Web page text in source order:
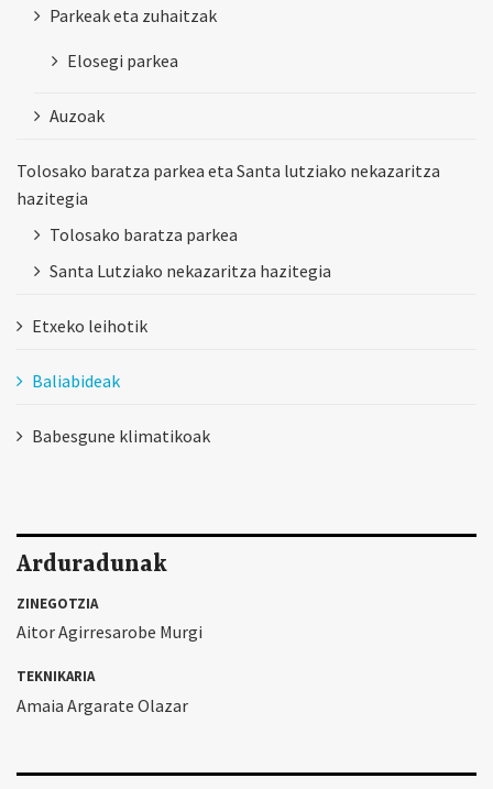
Parkeak eta zuhaitzak
Elosegi parkea
Auzoak
Tolosako baratza parkea eta Santa lutziako nekazaritza
hazitegia
Tolosako baratza parkea
Santa Lutziako nekazaritza hazitegia
Etxeko leihotik
Baliabideak
Babesgune klimatikoak
Arduradunak
ZINEGOTZIA
Aitor Agirresarobe Murgi
TEKNIKARIA
Amaia Argarate Olazar